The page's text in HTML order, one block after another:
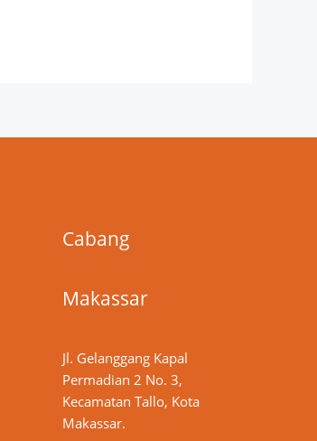
Cabang
Makassar
Jl. Gelanggang Kapal
Permadian 2 No. 3,
Kecamatan Tallo, Kota
Makassar.